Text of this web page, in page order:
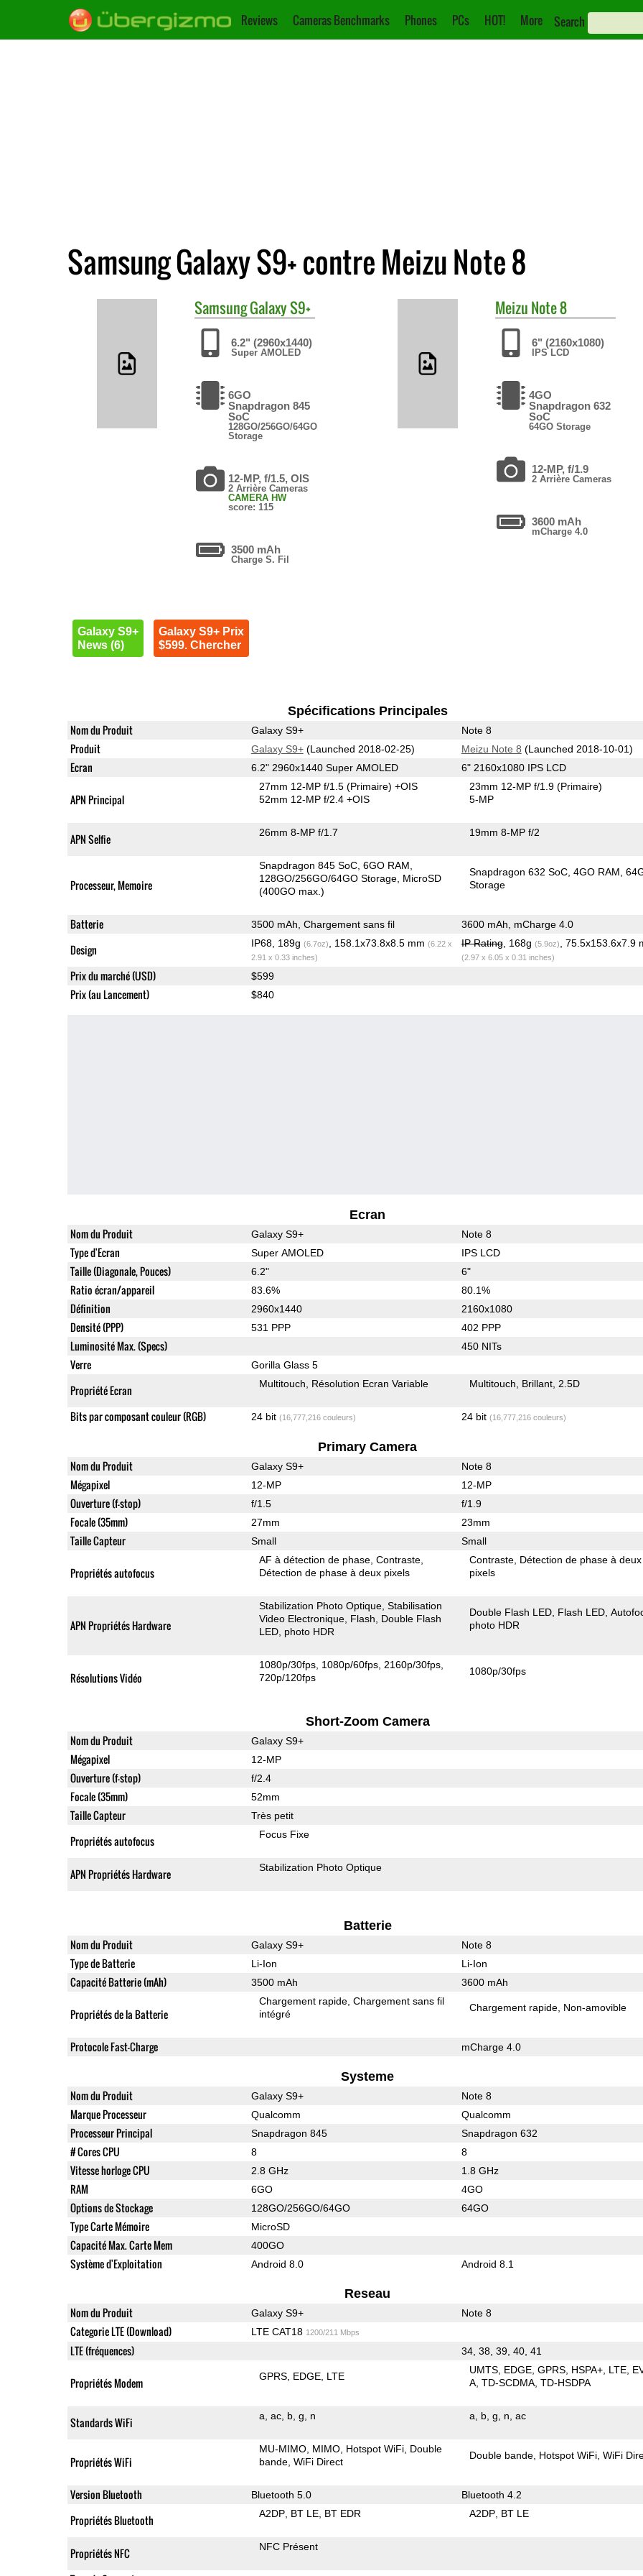
Reviews Cameras Benchmarks Phones PCs HOT! More Search
Samsung Galaxy S9+ contre Meizu Note 8
SamsungGalaxy S9+
6.2" (2960x1440)
Super AMOLED
6GO
Snapdragon 845
SoC
128GO/256GO/64GO
Storage
12-MP, f/1.5, OIS
2 Arrière Cameras
CAMERA HW
score: 115
3500 mAh
Charge S. Fil
Galaxy S9+
News (6)
Galaxy S9+ Prix
$599. Chercher
Meizu Note 8
6" (2160x1080)
IPS LCD
4GO
Snapdragon 632
SoC
64GO Storage
12-MP, f/1.9
2 Arrière Cameras
3600 mAh
mCharge 4.0
Spécifications Principales
Nom du Produit Galaxy S9+ Note 8
Produit Galaxy S9+(Launched 2018-02-25) Meizu Note 8 (Launched 2018-10-01)
Ecran 6.2" 2960x1440 Super AMOLED 6" 2160x1080 IPS LCD
APN Principal
27mm 12-MP f/1.5(Primaire) +OIS
52mm 12-MP f/2.4 +OIS
23mm 12-MP f/1.9(Primaire)
5-MP
APN Selfie 26mm 8-MP f/1.7 19mm 8-MP f/2
Processeur, Memoire
Snapdragon 845 SoC 6GO RAM
128GO/256GO/64GO Storage MicroSD
(400GO max.)
Snapdragon 632 SoC 4GO RAM
Storage
Batterie 3500 mAh, Chargement sans fil 3600 mAh, mCharge 4.0
Design IP68, 189g (6.7oz) , 158.1x73.8x8.5 mm (6.22 x
2.91 x 0.33 inches)
IP Rating, 168g (5.9oz) , 75.5x153.6x7.9
(2.97 x 6.05 x 0.31 inches)
Prix du marché (USD) $599
Prix (au Lancement) $840
Ecran
Nom du Produit Galaxy S9+ Note 8
Type d'Ecran Super AMOLED IPS LCD
Taille (Diagonale, Pouces) 6.2" 6"
Ratio écran/appareil 83.6% 80.1%
Définition 2960x1440 2160x1080
Densité (PPP) 531 PPP 402 PPP
Luminosité Max. (Specs) 450 NITs
Verre Gorilla Glass 5
Propriété Ecran Multitouch Résolution Ecran Variable Multitouch Brillant 2.5D
Bits par composant couleur (RGB) 24 bit (16,777,216 couleurs) 24 bit (16,777,216 couleurs)
Primary Camera
Nom du Produit Galaxy S9+ Note 8
Mégapixel 12-MP 12-MP
Ouverture (f-stop) f/1.5 f/1.9
Focale (35mm) 27mm 23mm
Taille Capteur Small Small
Propriétés autofocus
AF à détection de phase Contraste
Détection de phase à deux pixels
Contraste Détection de phase à deux
pixels
APN Propriétés Hardware
Stabilization Photo Optique Stabilisation
Video Electronique Flash
Double Flash
LED photo HDR
Double Flash LED Flash LED
photo HDR
Résolutions Vidéo
1080p/30fps 1080p/60fps 2160p/30fps
720p/120fps
1080p/30fps
Short-Zoom Camera
Nom du Produit Galaxy S9+
Mégapixel 12-MP
Ouverture (f-stop) f/2.4
Focale (35mm) 52mm
Taille Capteur Très petit
Propriétés autofocus Focus Fixe
APN Propriétés Hardware Stabilization Photo Optique
Batterie
Nom du Produit Galaxy S9+ Note 8
Type de Batterie Li-Ion Li-Ion
Capacité Batterie (mAh) 3500 mAh 3600 mAh
Propriétés de la Batterie
Chargement rapide Chargement sans fil
intégré
Chargement rapide Non-amovible
Protocole Fast-Charge mCharge 4.0
Systeme
Nom du Produit Galaxy S9+ Note 8
Marque Processeur Qualcomm Qualcomm
Processeur Principal Snapdragon 845 Snapdragon 632
# Cores CPU 8 8
Vitesse horloge CPU 2.8 GHz 1.8 GHz
RAM 6GO 4GO
Options de Stockage 128GO/256GO/64GO 64GO
Type Carte Mémoire MicroSD
Capacité Max. Carte Mem 400GO
Système d'Exploitation Android 8.0 Android 8.1
Reseau
Nom du Produit Galaxy S9+ Note 8
Categorie LTE (Download) LTE CAT18 1200/211 Mbps
LTE (fréquences) 34, 38, 39, 40, 41
Propriétés Modem GPRS EDGE LTE
UMTS EDGE GPRS HSPA+ LTE
A TD-SCDMA TD-HSDPA
Standards WiFi a ac b g n a b g n ac
Propriétés WiFi
MU-MIMO MIMO Hotspot WiFi Double
bande WiFi Direct
Double bande Hotspot WiFi WiFi
Version Bluetooth Bluetooth 5.0 Bluetooth 4.2
Propriétés Bluetooth A2DP BT LE BT EDR A2DP BT LE
Propriétés NFC NFC Présent